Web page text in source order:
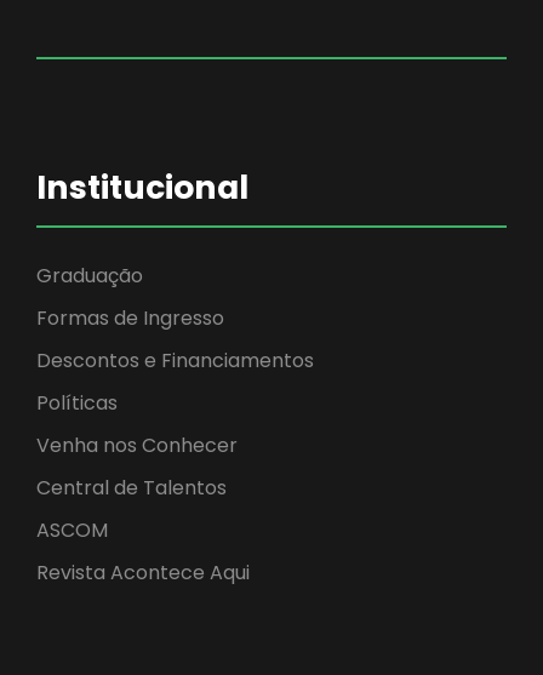
Institucional
Graduação
Formas de Ingresso
Descontos e Financiamentos
Políticas
Venha nos Conhecer
Central de Talentos
ASCOM
Revista Acontece Aqui